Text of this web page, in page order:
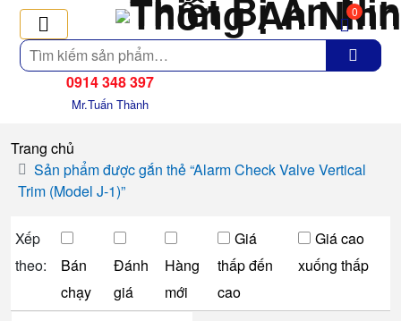
Tìm
kiếm
0
0914 348 397
Mr.Tuấn Thành
Trang chủ
Sản phẩm được gắn thẻ “Alarm Check Valve Vertical
Trim (Model J-1)”
Xếp
theo:
Bán
chạy
Đánh
giá
Hàng
mới
Giá
thấp đến
cao
Giá cao
xuống thấp